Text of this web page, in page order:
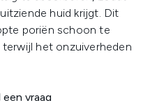
huid krijgt. Dit
poriën schoon te
het onzuiverheden
een vraag